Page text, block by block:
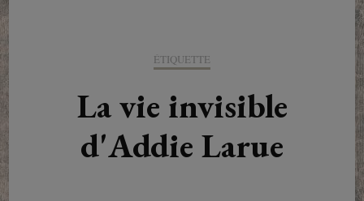
ÉTIQUETTE
La vie invisible
d'Addie Larue